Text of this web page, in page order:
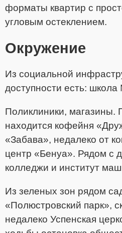
форматы квартир с
угловым остеклением.
Окружение
Из социальной
доступности есть:
Поликлиники, магазины.
находится кофейня
«Забава», недалеко от
центр «Бенуа». Рядом с
колледжи и институт
Из зеленых зон рядом
«Полюстровский парк»,
недалеко Успенская